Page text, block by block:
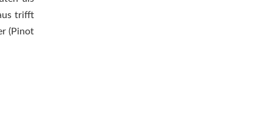
trifft
(Pinot